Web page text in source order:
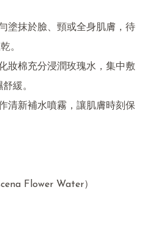
。
緩。
Flower Water）